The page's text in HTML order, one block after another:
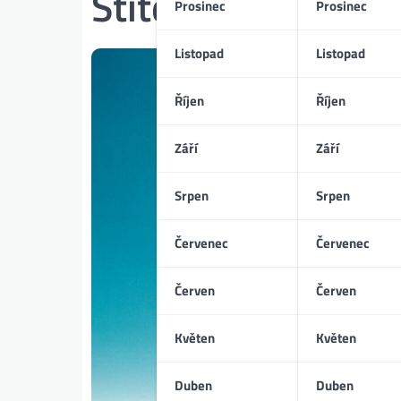
Prosinec
Listopad
Říjen
Září
Srpen
Červenec
Červen
Květen
Duben
Prosinec
Listopad
Říjen
Září
Srpen
Červenec
Červen
Květen
Duben